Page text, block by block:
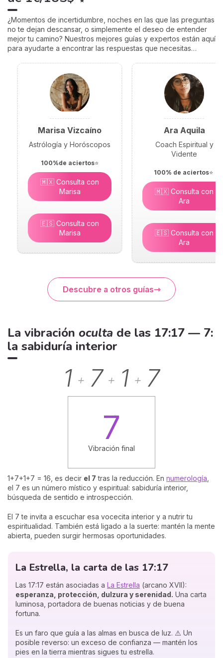
¿Momentos de incertidumbre, noches en las que las preguntas
no te dejan descansar, o simplemente el deseo de entender
mejor tu camino? Nuestros mejores guías y expertos están aquí
para ayudarte a encontrar las respuestas que necesitas…
Marisa Vizcaíno
Astrólogía y Horóscopos
100%de aciertos⭐
🇲🇽 Consulta con
Marisa
🇪🇸 Consulta con
Marisa
Ara Aquila
Coach Espiritual y
Vidente
100% de aciertos⭐
🇲🇽 Consulta con
Ara
🇪🇸 Consulta con
Ara
Descubre a otros guías
La vibración oculta de las 17:17 — 7:
la sabiduría interior
1 + 7 + 1 + 7
7
Vibración final
1+7+1+7 = 16, es decir el 7 tras la reducción. En numerología
el 7 es un número místico y espiritual: sabiduría interior,
búsqueda de sentido e introspección.
El 7 te invita a escuchar esa vocecita interior y a nutrir tu
espiritualidad. También está ligado a la suerte: mantén la mente
abierta, pueden surgir hermosas oportunidades.
La Estrella, la carta de las 17:17
Las 17:17 están asociadas a La Estrella (arcano XVII):
esperanza, protección, dulzura y serenidad. Una carta
luminosa, portadora de buenas noticias y de buena
fortuna.
Es un faro que guía a las almas en busca de luz. ⚠️ Un
posible reverso: un exceso de confianza — mantén los
pies en la tierra mientras sigues tu estrella.